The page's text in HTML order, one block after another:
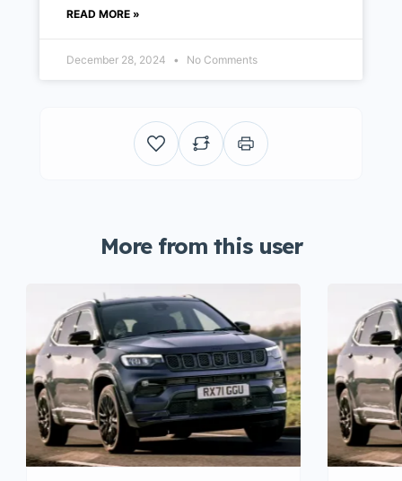
READ MORE »
December 28, 2024 No Comments
More from this user